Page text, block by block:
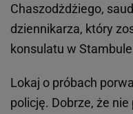
Chaszodżdżiego,
dziennikarza, który
konsulatu w
Lokaj o próbach
policję. Dobrze, że